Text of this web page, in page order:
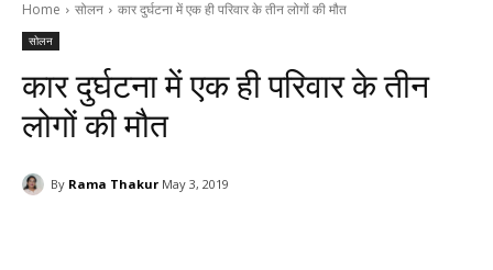
Home सोलन कार दुर्घटना में एक ही परिवार के तीन लोगों की मौत
सोलन
कार दुर्घटना में एक ही परिवार के तीन
लोगों की मौत
By Rama Thakur May 3, 2019